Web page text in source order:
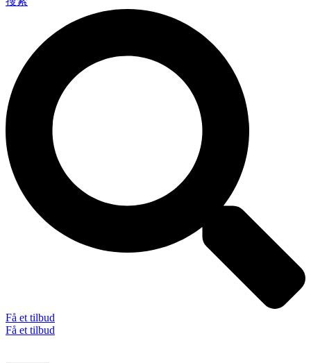
Få et tilbud
Få et tilbud